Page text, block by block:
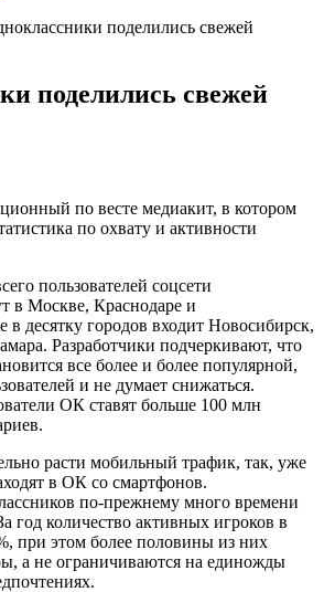
поделились свежей
поделились свежей
по весте медиакит, в котором
по охвату и активности
пользователей соцсети
в Москве, Краснодаре и
в десятку городов входит Новосибирск,
Разработчики подчеркивают, что
все более и более популярной,
и не думает снижаться.
ОК ставят больше 100 млн
расти мобильный трафик, так, уже
в ОК со смартфонов.
по-прежнему много времени
год количество активных игроков в
при этом более половины из них
а не ограничиваются на единожды